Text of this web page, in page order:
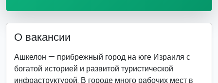
О вакансии
Ашкелон — прибрежный город на юге Израиля с
богатой историей и развитой туристической
инфраструктурой. В городе много рабочих мест в